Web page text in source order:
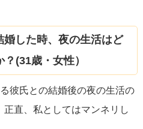
した時、夜の生活はど
(31歳・女性）
彼氏との結婚後の夜の生活の
正直、私としてはマンネリし